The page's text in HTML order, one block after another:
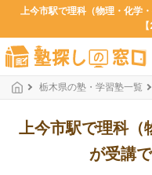
上今市駅で理科（物理・化学
栃木県の塾・学習塾一覧
上今市駅で理科（
が受講